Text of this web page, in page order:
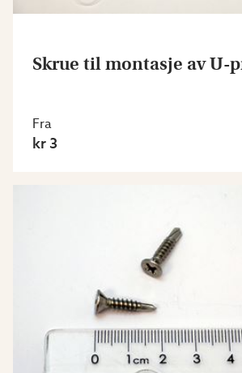
Skrue til montasje av U-
Fra
kr 3